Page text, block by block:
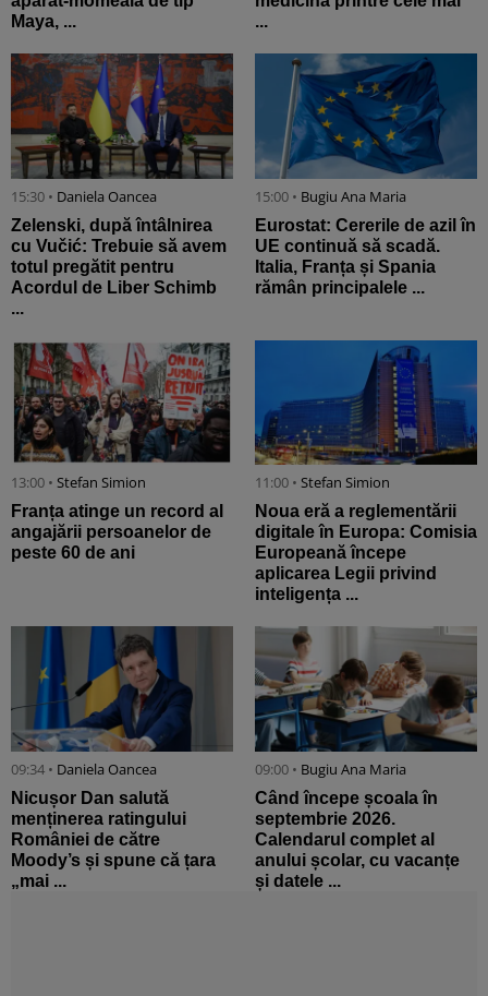
Maya, ...
...
15:30 • Daniela Oancea
Zelenski, după întâlnirea
cu Vučić: Trebuie să avem
totul pregătit pentru
Acordul de Liber Schimb
...
15:00 • Bugiu ⁠Ana Maria
Eurostat: Cererile de azil în
UE continuă să scadă.
Italia, Franța și Spania
rămân principalele ...
13:00 • Stefan Simion
Franța atinge un record al
angajării persoanelor de
peste 60 de ani
11:00 • Stefan Simion
Noua eră a reglementării
digitale în Europa: Comisia
Europeană începe
aplicarea Legii privind
inteligența ...
09:34 • Daniela Oancea
Nicușor Dan salută
menținerea ratingului
României de către
Moody’s și spune că țara
„mai ...
09:00 • Bugiu ⁠Ana Maria
Când începe școala în
septembrie 2026.
Calendarul complet al
anului școlar, cu vacanțe
și datele ...